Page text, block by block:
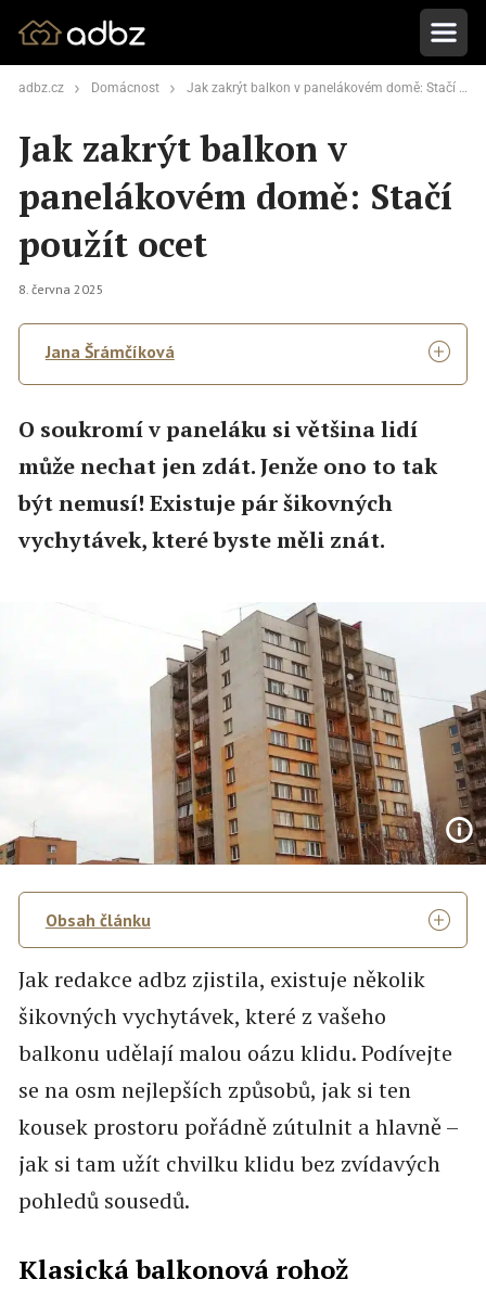
adbz.cz Domácnost Jak zakrýt balkon v panelákovém domě: Stačí použít ocet
Jak zakrýt balkon v
panelákovém domě: Stačí
použít ocet
8. června 2025
Jana Šrámčíková
O soukromí v paneláku si většina lidí
může nechat jen zdát. Jenže ono to tak
být nemusí! Existuje pár šikovných
vychytávek, které byste měli znát.
Obsah článku
Jak redakce adbz zjistila, existuje několik
šikovných vychytávek, které z vašeho
balkonu udělají malou oázu klidu. Podívejte
se na osm nejlepších způsobů, jak si ten
kousek prostoru pořádně zútulnit a hlavně –
jak si tam užít chvilku klidu bez zvídavých
pohledů sousedů.
Klasická balkonová rohož